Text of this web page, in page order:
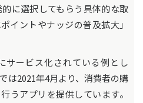
に選択してもらう具体的な取
イントやナッジの普及拡大」
サービス化されている例とし
は2021年4月より、消費者の購
うアプリを提供しています。